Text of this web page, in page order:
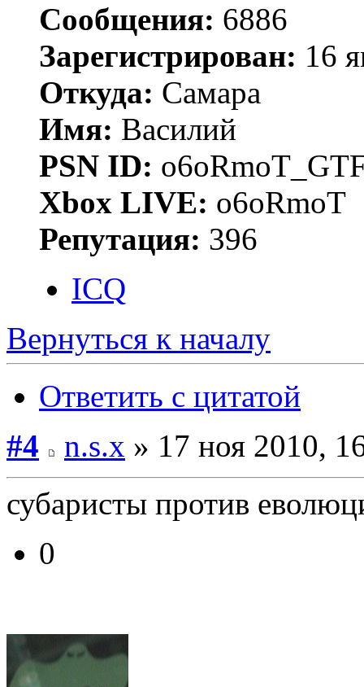
Сообщения: 6886
Зарегистрирован: 16
Откуда: Самара
Имя: Василий
PSN ID:
Xbox LIVE: o6oRmoT
Репутация: 396
ICQ
Вернуться к началу
Ответить с цитатой
#4
n.s.x » 17 ноя 2010,
субаристы против
0